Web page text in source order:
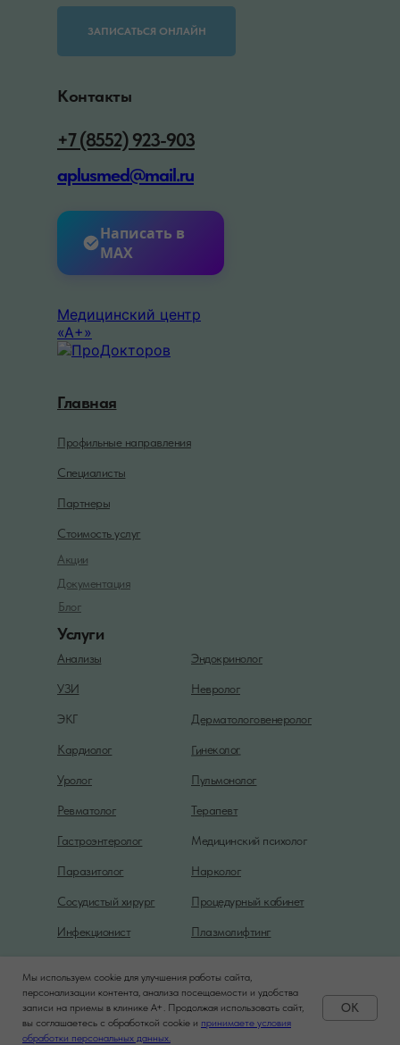
Мы используем cookie для улучшения работы сайта,
персонализации контента, анализа посещаемости и удобства
записи на приемы в клинике A+. Продолжая использовать сайт,
вы соглашаетесь с обработкой cookie и принимаете условия
обработки персональных данных.
OK
Политика конфиденциальности
ЗАПИСАТЬСЯ ОНЛАЙН
Контакты
Услуги
Акции
Документация
Блог
Уролог
Кардиолог
ЭКГ
УЗИ
Анализы
Инфекционист
Сосудистый хирург
Паразитолог
Медицинский психолог
aplusmed@mail.ru
+7 (8552) 923-903
Ревматолог
Пульмонолог
Гинеколог
Дерматологовенеролог
Невролог
Эндокринолог
Плазмолифтинг
Процедурный кабинет
Нарколог
Гастроэнтеролог
Терапевт
Стоимость услуг
Партнеры
Специалисты
Профильные направления
Главная
Медицинский центр
«А+»
Написать в
MAX
Задать вопрос